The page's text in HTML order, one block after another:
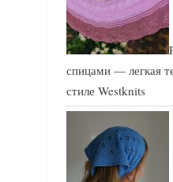
спицами — легкая
стиле Westknits